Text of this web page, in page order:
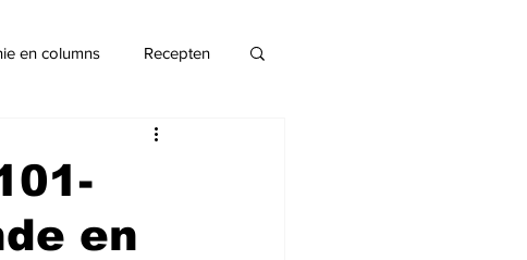
en columns Recepten
en